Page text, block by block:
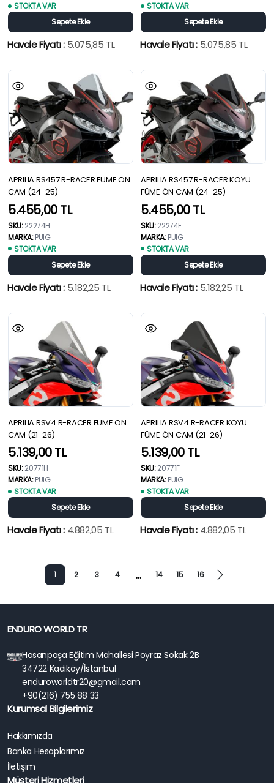
STOKTA VAR
Sepete Ekle
Havale Fiyatı : 5.075,85 TL
STOKTA VAR
Sepete Ekle
Havale Fiyatı : 5.075,85 TL
APRILIA RS457 R-RACER FÜME ÖN
CAM (24-25)
5.455,00TL
SKU: 22274H
MARKA:PUIG
STOKTA VAR
Sepete Ekle
Havale Fiyatı : 5.182,25 TL
APRILIA RS457 R-RACER KOYU
FÜME ÖN CAM (24-25)
5.455,00TL
SKU: 22274F
MARKA:PUIG
STOKTA VAR
Sepete Ekle
Havale Fiyatı : 5.182,25 TL
APRILIA RSV4 R-RACER FÜME ÖN
CAM (21-26)
5.139,00TL
SKU: 20771H
MARKA:PUIG
STOKTA VAR
Sepete Ekle
Havale Fiyatı : 4.882,05 TL
APRILIA RSV4 R-RACER KOYU
FÜME ÖN CAM (21-26)
5.139,00TL
SKU: 20771F
MARKA:PUIG
STOKTA VAR
Sepete Ekle
Havale Fiyatı : 4.882,05 TL
1 2 3 4 … 14 15 16
ENDURO WORLD TR
Hasanpaşa Eğitim Mahallesi Poyraz Sokak 2B
34722 Kadıköy/İstanbul
enduroworldtr20@gmail.com
+90(216) 755 88 33
Kurumsal Bilgilerimiz
Hakkımızda
Banka Hesaplarımız
İletişim
Müşteri Hizmetleri